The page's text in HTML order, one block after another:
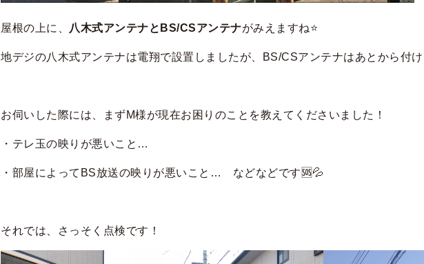
屋根の上に、 八木式アンテナとBS/CSアンテナがみえますね⭐
地デジの八木式アンテナは電翔で設置しましたが、BS/CSアンテナはあとから付
お伺いした際には、まずM様が現在お困りのことを教えてくださいました！
・テレ玉の映りが悪いこと…
・部屋によってBS放送の映りが悪いこと… などなどです🆘💦
それでは、さっそく点検です！